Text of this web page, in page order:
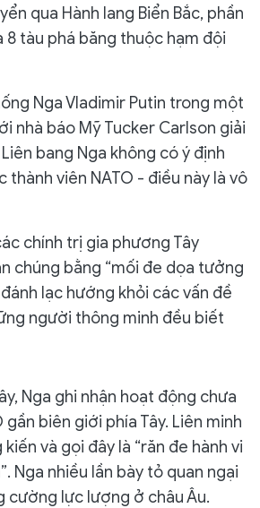
qua Hành lang Biển Bắc, phần
8 tàu phá băng thuộc hạm đội
Nga Vladimir Putin trong một
nhà báo Mỹ Tucker Carlson giải
bang Nga không có ý định
thành viên NATO - điều này là vô
chính trị gia phương Tây
chúng bằng “mối đe dọa tưởng
lạc hướng khỏi các vấn đề
người thông minh đều biết
Nga ghi nhận hoạt động chưa
biên giới phía Tây. Liên minh
và gọi đây là “răn đe hành vi
Nga nhiều lần bày tỏ quan ngại
cường lực lượng ở châu Âu.